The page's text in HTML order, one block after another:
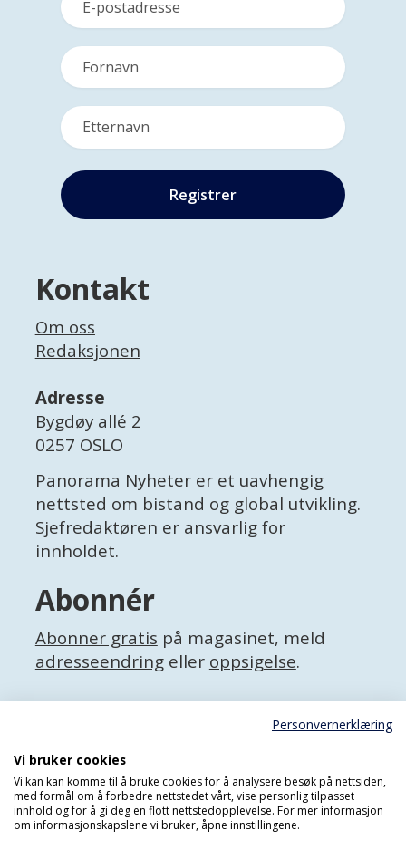
Kontakt
Om oss
Redaksjonen
Adresse
Bygdøy allé 2
0257 OSLO
Panorama Nyheter er et uavhengig
nettsted om bistand og global utvikling.
Sjefredaktøren er ansvarlig for
innholdet.
Abonnér
Abonner gratis på magasinet, meld
adresseendringeller oppsigelse.
Facebook
Personvernerklæring
Personvernerklæring
Vi bruker cookies
Vi kan kan komme til å bruke cookies for å analysere besøk på nettsiden,
med formål om å forbedre nettstedet vårt, vise personlig tilpasset
innhold og for å gi deg en flott nettstedopplevelse. For mer informasjon
om informasjonskapslene vi bruker, åpne innstillingene.